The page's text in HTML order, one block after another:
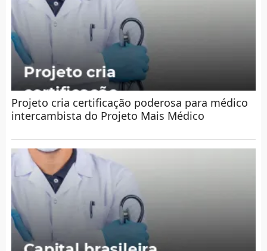
Projeto cria certificação poderosa para médico
intercambista do Projeto Mais Médico